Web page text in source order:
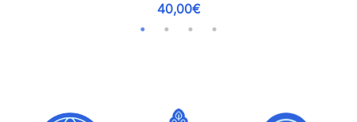
40,00€